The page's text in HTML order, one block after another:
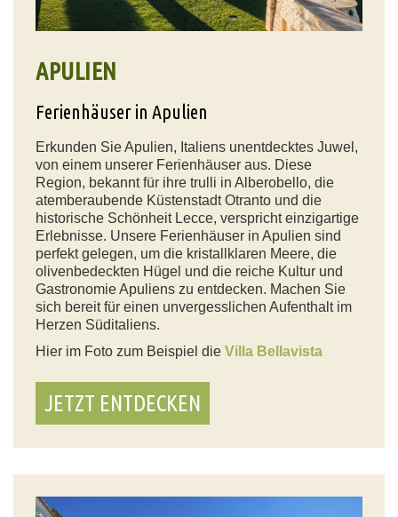
APULIEN
Ferienhäuser in Apulien
Erkunden Sie Apulien, Italiens unentdecktes Juwel,
von einem unserer Ferienhäuser aus. Diese
Region, bekannt für ihre trulli in Alberobello, die
atemberaubende Küstenstadt Otranto und die
historische Schönheit Lecce, verspricht einzigartige
Erlebnisse. Unsere Ferienhäuser in Apulien sind
perfekt gelegen, um die kristallklaren Meere, die
olivenbedeckten Hügel und die reiche Kultur und
Gastronomie Apuliens zu entdecken. Machen Sie
sich bereit für einen unvergesslichen Aufenthalt im
Herzen Süditaliens.
Hier im Foto zum Beispiel die Villa Bellavista
JETZT ENTDECKEN